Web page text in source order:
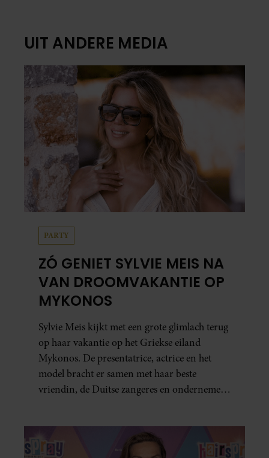
UIT ANDERE MEDIA
PARTY
ZÓ GENIET SYLVIE MEIS NA
VAN DROOMVAKANTIE OP
MYKONOS
Sylvie Meis kijkt met een grote glimlach terug
op haar vakantie op het Griekse eiland
Mykonos. De presentatrice, actrice en het
model bracht er samen met haar beste
vriendin, de Duitse zangeres en ondernemer
zonovergoten bestemming én vertelt ze hoe
bijzonder de reis voor haar is geweest.